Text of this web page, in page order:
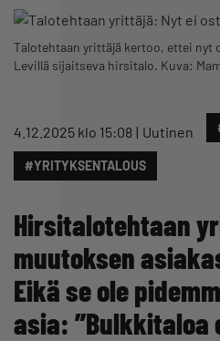
Talotehtaan yrittäjä kertoo, ettei nyt
Levillä sijaitseva hirsitalo. Kuva:
4.12.2025 klo 15:08 Uutinen
#YRITYKSENTALOUS
Hirsitalotehtaan
muutoksen
Eikä se ole
asia: ”Bulkkitaloa